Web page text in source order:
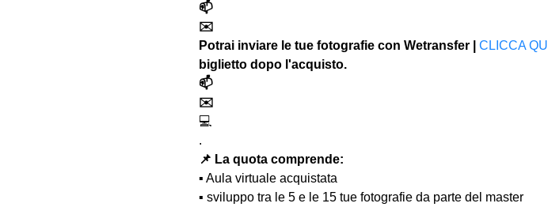
📫
✉️
Potrai inviare le tue fotografie con Wetransfer | CLICCA QUI
biglietto dopo l'acquisto.
📫
✉️
💻
.
📌 La quota comprende:
▪️ Aula virtuale acquistata
▪️ sviluppo tra le 5 e le 15 tue fotografie da parte del master